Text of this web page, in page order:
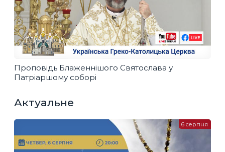
Проповідь Блаженнішого Святослава у
Патріаршому соборі
Актуальне
6 серпня